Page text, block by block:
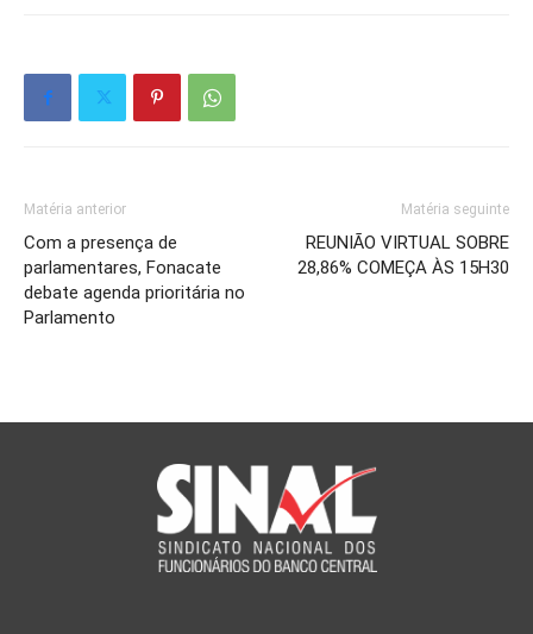
Matéria anterior
Com a presença de
parlamentares, Fonacate
debate agenda prioritária no
Parlamento
Matéria seguinte
REUNIÃO VIRTUAL SOBRE
28,86% COMEÇA ÀS 15H30